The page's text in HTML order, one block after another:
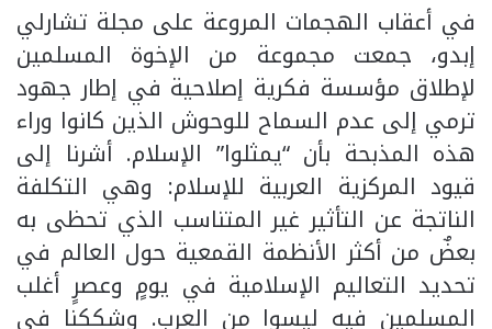
في أعقاب الهجمات المروعة على مجلة تشارلي
إبدو، جمعت مجموعة من الإخوة المسلمين
لإطلاق مؤسسة فكرية إصلاحية في إطار جهود
ترمي إلى عدم السماح للوحوش الذين كانوا وراء
هذه المذبحة بأن “يمثلوا” الإسلام. أشرنا إلى
قيود المركزية العربية للإسلام: وهي التكلفة
الناتجة عن التأثير غير المتناسب الذي تحظى به
بعضٌ من أكثر الأنظمة القمعية حول العالم في
تحديد التعاليم الإسلامية في يومٍ وعصرٍ أغلب
المسلمين فيه ليسوا من العرب. وشككنا في